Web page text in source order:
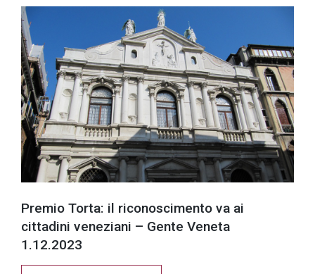
Premio Torta: il riconoscimento va ai
cittadini veneziani – Gente Veneta
1.12.2023